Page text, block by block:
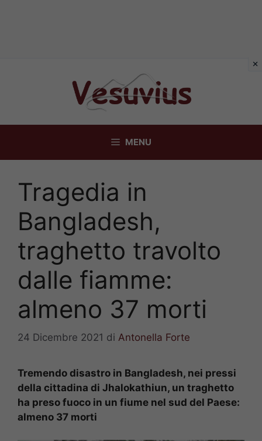
MENU
Tragedia in
Bangladesh,
traghetto travolto
dalle fiamme:
almeno 37 morti
24 Dicembre 2021 di Antonella Forte
Tremendo disastro in Bangladesh, nei pressi
della cittadina di Jhalokathiun, un traghetto
ha preso fuoco in un fiume nel sud del Paese:
almeno 37 morti